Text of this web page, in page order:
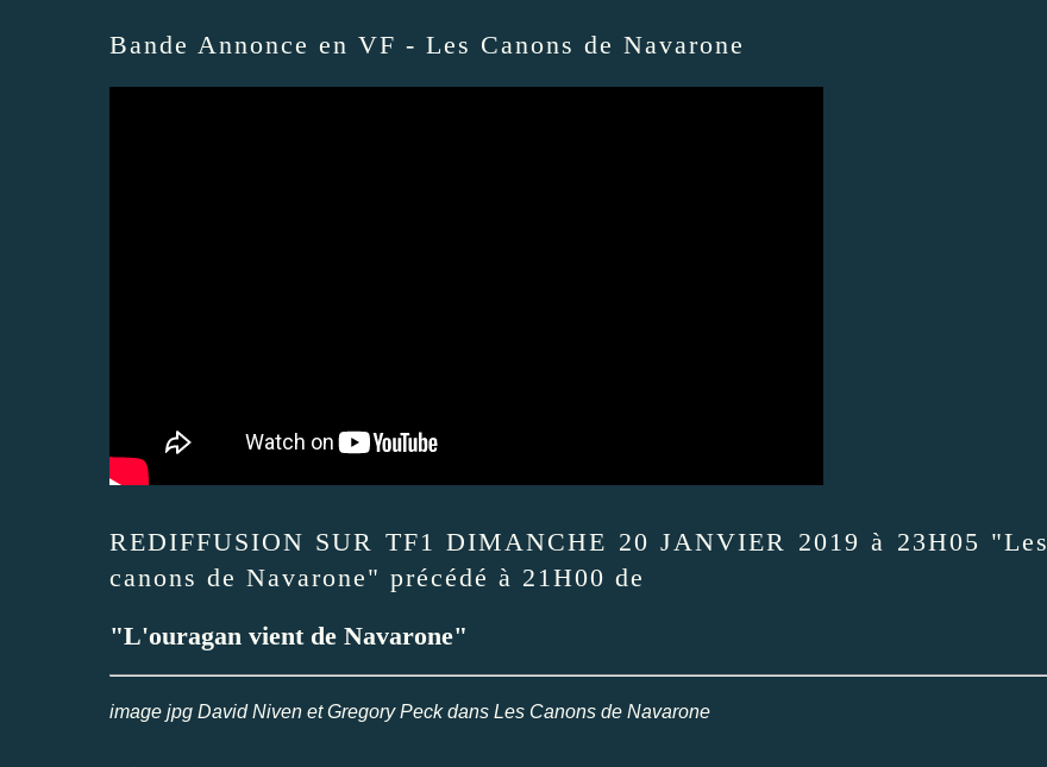
Bande Annonce en VF - Les Canons de Navarone
REDIFFUSION SUR TF1 DIMANCHE 20 JANVIER 2019 à 23H05 "Les
canons de Navarone" précédé à 21H00 de
"L'ouragan vient de Navarone"
image jpg David Niven et Gregory Peck dans Les Canons de Navarone